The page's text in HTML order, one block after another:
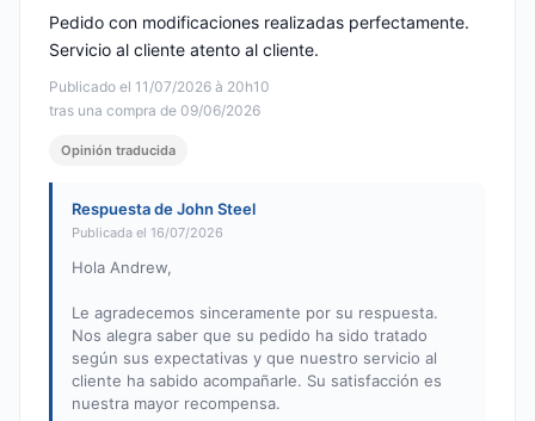
Publicado el 11/07/2026 à 20h10
tras una compra de 09/06/2026
Pedido con modificaciones realizadas perfectamente.
Servicio al cliente atento al cliente.
Opinión traducida
Respuesta de John Steel
Publicada el 16/07/2026
Hola Andrew,
Le agradecemos sinceramente por su respuesta.
Nos alegra saber que su pedido ha sido tratado
según sus expectativas y que nuestro servicio al
cliente ha sabido acompañarle. Su satisfacción es
nuestra mayor recompensa.